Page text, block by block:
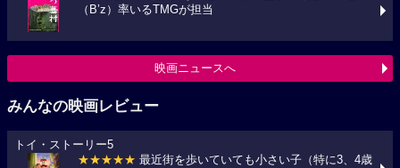
（B’z）率いるTMGが担当
映画ニュースへ
みんなの映画レビュー
トイ・ストーリー5
★★★★★ 最近街を歩いていても小さい子（特に3、4歳